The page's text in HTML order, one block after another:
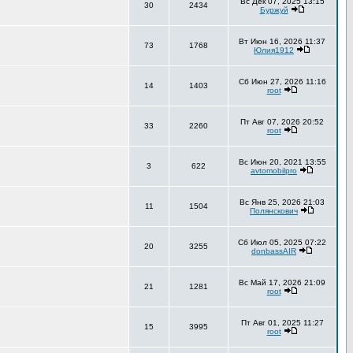
30 2434
Буржуй
73 1768
Вт Июн 16, 2026 11:37
Юлия1912
14 1403
Сб Июн 27, 2026 11:16
root
33 2260
Пт Авг 07, 2026 20:52
root
3 622
Вс Июн 20, 2021 13:55
avtomobilpro
11 1504
Вс Янв 25, 2026 21:03
Полянскович
20 3255
Сб Июл 05, 2025 07:22
donbassAIR
21 1281
Вс Май 17, 2026 21:09
root
15 3995
Пт Авг 01, 2025 11:27
root